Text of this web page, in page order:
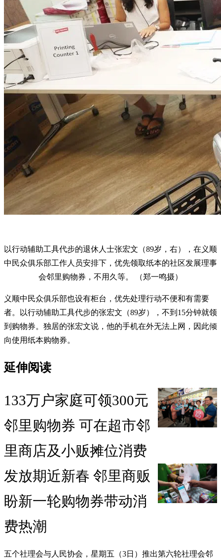
以行动辅助工具代步的退休人士张宏文（89岁，右），在义顺
中民众俱乐部工作人员安排下，优先领取纸本的社区发展理事
会邻里购物券，不用久等。 （郑一鸣摄）
义顺中民众俱乐部也设有柜台，优先处理行动不便和有需要
者。以行动辅助工具代步的张宏文（89岁），不到15分钟就领
到购物券。独居的张宏文说，他的手机在外无法上网，因此倾
向使用纸本购物券。
延伸阅读
133万户家庭可领300元
邻里购物券 可在超市邻
里商店及小贩摊位消费
发放期近新春 邻里商贩
盼新一轮购物券带动消
费热潮
五个社理会与人民协会，星期五（3日）推出第六轮社理会邻